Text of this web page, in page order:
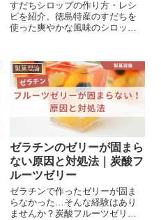
すだちシロップの作り方・レシ
ピを紹介。徳島特産のすだちを
使った爽やかな風味のシロップ
製菓理論
ゼラチンのゼリーが固まら
ない原因と対処法｜炭酸フ
ルーツゼリー
ゼラチンで作ったゼリーが固ま
らなかった…そんな経験はあり
ませんか？炭酸フルーツゼリー